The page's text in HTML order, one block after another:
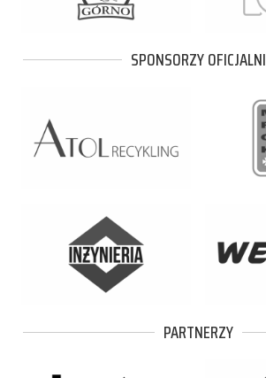
SPONSORZY OFICJALNI
PARTNERZY